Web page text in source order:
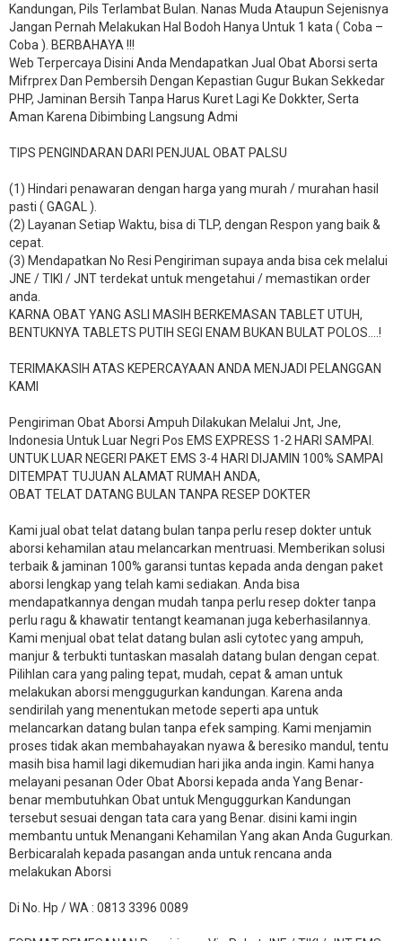
Kandungan, Pils Terlambat Bulan. Nanas Muda Ataupun Sejenisnya
Jangan Pernah Melakukan Hal Bodoh Hanya Untuk 1 kata ( Coba –
Coba ). BERBAHAYA !!!
Web Terpercaya Disini Anda Mendapatkan Jual Obat Aborsi serta
Mifrprex Dan Pembersih Dengan Kepastian Gugur Bukan Sekkedar
PHP, Jaminan Bersih Tanpa Harus Kuret Lagi Ke Dokkter, Serta
Aman Karena Dibimbing Langsung Admi
TIPS PENGINDARAN DARI PENJUAL OBAT PALSU
(1) Hindari penawaran dengan harga yang murah / murahan hasil
pasti ( GAGAL ).
(2) Layanan Setiap Waktu, bisa di TLP, dengan Respon yang baik &
cepat.
(3) Mendapatkan No Resi Pengiriman supaya anda bisa cek melalui
JNE / TIKI / JNT terdekat untuk mengetahui / memastikan order
anda.
KARNA OBAT YANG ASLI MASIH BERKEMASAN TABLET UTUH,
BENTUKNYA TABLETS PUTIH SEGI ENAM BUKAN BULAT POLOS….!
TERIMAKASIH ATAS KEPERCAYAAN ANDA MENJADI PELANGGAN
KAMI
Pengiriman Obat Aborsi Ampuh Dilakukan Melalui Jnt, Jne,
Indonesia Untuk Luar Negri Pos EMS EXPRESS 1-2 HARI SAMPAI.
UNTUK LUAR NEGERI PAKET EMS 3-4 HARI DIJAMIN 100% SAMPAI
DITEMPAT TUJUAN ALAMAT RUMAH ANDA,
OBAT TELAT DATANG BULAN TANPA RESEP DOKTER
Kami jual obat telat datang bulan tanpa perlu resep dokter untuk
aborsi kehamilan atau melancarkan mentruasi. Memberikan solusi
terbaik & jaminan 100% garansi tuntas kepada anda dengan paket
aborsi lengkap yang telah kami sediakan. Anda bisa
mendapatkannya dengan mudah tanpa perlu resep dokter tanpa
perlu ragu & khawatir tentangt keamanan juga keberhasilannya.
Kami menjual obat telat datang bulan asli cytotec yang ampuh,
manjur & terbukti tuntaskan masalah datang bulan dengan cepat.
Pilihlan cara yang paling tepat, mudah, cepat & aman untuk
melakukan aborsi menggugurkan kandungan. Karena anda
sendirilah yang menentukan metode seperti apa untuk
melancarkan datang bulan tanpa efek samping. Kami menjamin
proses tidak akan membahayakan nyawa & beresiko mandul, tentu
masih bisa hamil lagi dikemudian hari jika anda ingin. Kami hanya
melayani pesanan Oder Obat Aborsi kepada anda Yang Benar-
benar membutuhkan Obat untuk Menguggurkan Kandungan
tersebut sesuai dengan tata cara yang Benar. disini kami ingin
membantu untuk Menangani Kehamilan Yang akan Anda Gugurkan.
Berbicaralah kepada pasangan anda untuk rencana anda
melakukan Aborsi
Di No. Hp / WA : 0813 3396 0089